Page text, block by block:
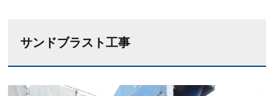
サンドブラスト工事